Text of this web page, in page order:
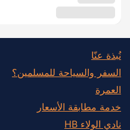
نُبذة عنّا
السفر والسياحة للمسلمين؟
العمرة
خدمة مطابقة الأسعار
نادي الولاء HB